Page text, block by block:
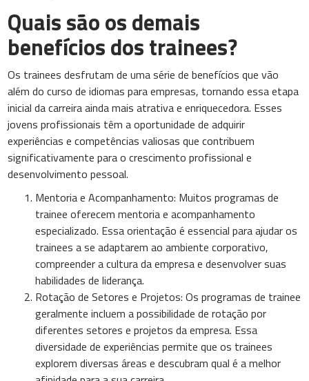
Quais são os demais
benefícios dos trainees?
Os trainees desfrutam de uma série de benefícios que vão
além do curso de idiomas para empresas, tornando essa etapa
inicial da carreira ainda mais atrativa e enriquecedora. Esses
jovens profissionais têm a oportunidade de adquirir
experiências e competências valiosas que contribuem
significativamente para o crescimento profissional e
desenvolvimento pessoal.
Mentoria e Acompanhamento: Muitos programas de
trainee oferecem mentoria e acompanhamento
especializado. Essa orientação é essencial para ajudar os
trainees a se adaptarem ao ambiente corporativo,
compreender a cultura da empresa e desenvolver suas
habilidades de liderança.
Rotação de Setores e Projetos: Os programas de trainee
geralmente incluem a possibilidade de rotação por
diferentes setores e projetos da empresa. Essa
diversidade de experiências permite que os trainees
explorem diversas áreas e descubram qual é a melhor